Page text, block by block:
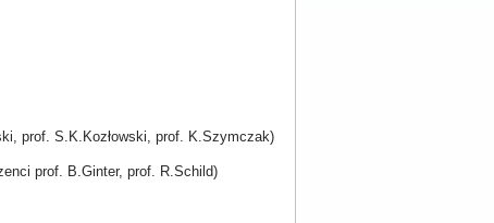
prof. S.K.Kozłowski, prof. K.Szymczak)
prof. B.Ginter, prof. R.Schild)